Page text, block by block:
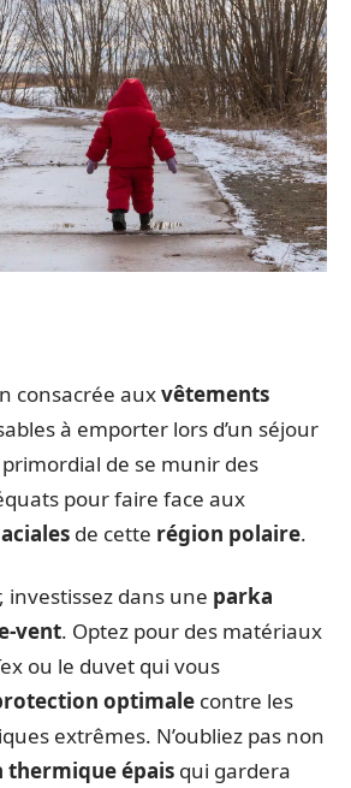
consacrée auxvêtements
à emporter lors d’un séjour
de se munir des
pour faire face aux
de cette région polaire.
investissez dans une parka
vent. Optez pour des matériaux
ou le duvet qui vous
optimale contre les
extrêmes. N’oubliez pas non
thermique épais qui gardera